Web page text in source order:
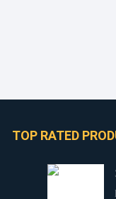
TOP RATED